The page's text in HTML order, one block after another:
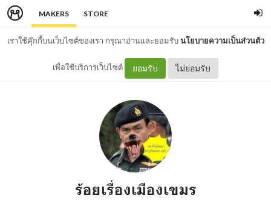
MAKERS STORE
เราใช้คุ๊กกี้บนเว็บไซต์ของเรา กรุณาอ่านและยอมรับนโยบายความเป็นส่วนตัว
เพื่อใช้บริการเว็บไซต์ ยอมรับ ไม่ยอมรับ
ร้อยเรื่องเมืองเขมร